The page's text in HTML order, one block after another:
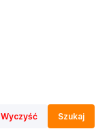
Wyczyść Szukaj